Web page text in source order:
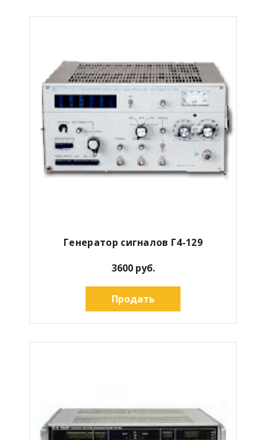
Генератор сигналов Г4-129
3600 руб.
Продать